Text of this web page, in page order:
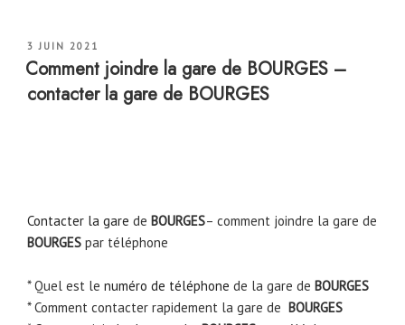
PUBLIÉ
LE
3 JUIN 2021
Comment joindre la gare de BOURGES –
contacter la gare de BOURGES
Contacter la gare de BOURGES– comment joindre la gare de
BOURGES par téléphone
* Quel est le numéro de téléphone de la gare de BOURGES
* Comment contacter rapidement la gare de BOURGES